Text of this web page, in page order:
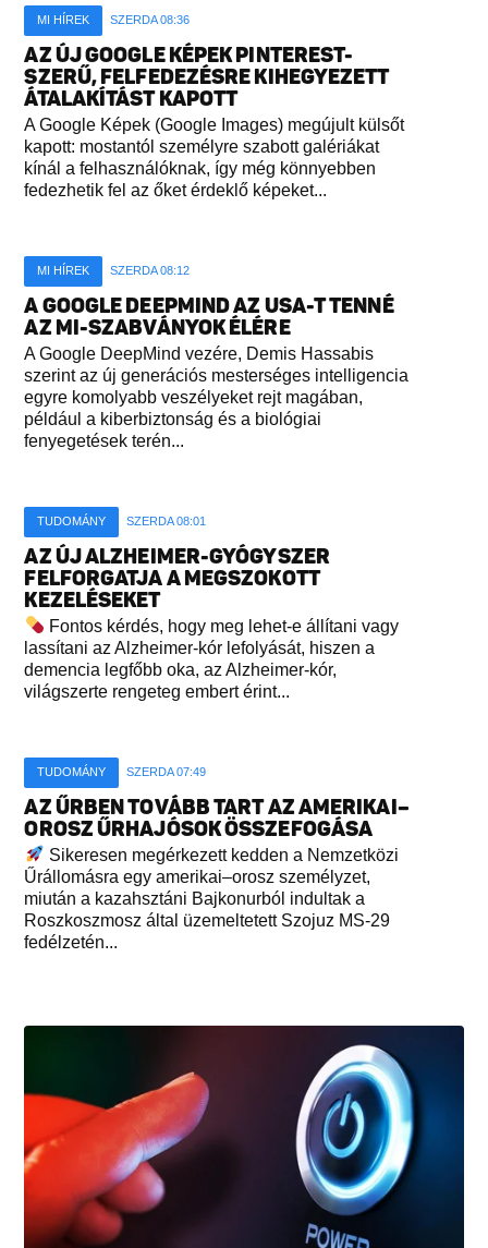
MI HÍREK SZERDA 08:36
AZ ÚJ GOOGLE KÉPEK PINTEREST-
SZERŰ, FELFEDEZÉSRE KIHEGYEZETT
ÁTALAKÍTÁST KAPOTT
A Google Képek (Google Images) megújult külsőt
kapott: mostantól személyre szabott galériákat
kínál a felhasználóknak, így még könnyebben
fedezhetik fel az őket érdeklő képeket...
MI HÍREK SZERDA 08:12
A GOOGLE DEEPMIND AZ USA-T TENNÉ
AZ MI-SZABVÁNYOK ÉLÉRE
A Google DeepMind vezére, Demis Hassabis
szerint az új generációs mesterséges intelligencia
egyre komolyabb veszélyeket rejt magában,
például a kiberbiztonság és a biológiai
fenyegetések terén...
TUDOMÁNY SZERDA 08:01
AZ ÚJ ALZHEIMER-GYÓGYSZER
FELFORGATJA A MEGSZOKOTT
KEZELÉSEKET
Fontos kérdés, hogy meg lehet-e állítani vagy
lassítani az Alzheimer-kór lefolyását, hiszen a
demencia legfőbb oka, az Alzheimer-kór,
világszerte rengeteg embert érint...
TUDOMÁNY SZERDA 07:49
AZ ŰRBEN TOVÁBB TART AZ AMERIKAI–
OROSZ ŰRHAJÓSOK ÖSSZEFOGÁSA
Sikeresen megérkezett kedden a Nemzetközi
Űrállomásra egy amerikai–orosz személyzet,
miután a kazahsztáni Bajkonurból indultak a
Roszkoszmosz által üzemeltetett Szojuz MS-29
fedélzetén...